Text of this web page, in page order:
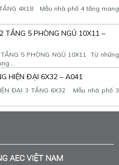
4X18 Mẫu nhà phố 4 tầng mang
TẦNG 5 PHÒNG NGỦ 10X11 –
5 PHÒNG NGỦ 10X11 Từ những
HIỆN ĐẠI 6X32 – A041
ĐẠI 3 TẦNG 6X32 Mẫu nhà phố 3
AEC VIỆT NAM